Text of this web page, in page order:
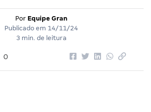
Por Equipe Gran
Publicado em 14/11/24
3 min. de leitura
0